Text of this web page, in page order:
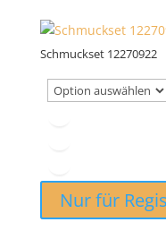
Schmuckset 12270922
Nur für